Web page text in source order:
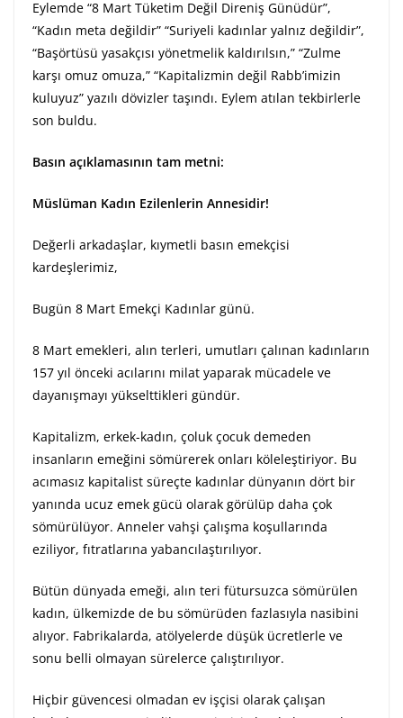
Eylemde “8 Mart Tüketim Değil Direniş Günüdür”,
“Kadın meta değildir” “Suriyeli kadınlar yalnız değildir”,
“Başörtüsü yasakçısı yönetmelik kaldırılsın,” “Zulme
karşı omuz omuza,” “Kapitalizmin değil Rabb’imizin
kuluyuz” yazılı dövizler taşındı. Eylem atılan tekbirlerle
son buldu.
Basın açıklamasının tam metni:
Müslüman Kadın Ezilenlerin Annesidir!
Değerli arkadaşlar, kıymetli basın emekçisi
kardeşlerimiz,
Bugün 8 Mart Emekçi Kadınlar günü.
8 Mart emekleri, alın terleri, umutları çalınan kadınların
157 yıl önceki acılarını milat yaparak mücadele ve
dayanışmayı yükselttikleri gündür.
Kapitalizm, erkek-kadın, çoluk çocuk demeden
insanların emeğini sömürerek onları köleleştiriyor. Bu
acımasız kapitalist süreçte kadınlar dünyanın dört bir
yanında ucuz emek gücü olarak görülüp daha çok
sömürülüyor. Anneler vahşi çalışma koşullarında
eziliyor, fıtratlarına yabancılaştırılıyor.
Bütün dünyada emeği, alın teri fütursuzca sömürülen
kadın, ülkemizde de bu sömürüden fazlasıyla nasibini
alıyor. Fabrikalarda, atölyelerde düşük ücretlerle ve
sonu belli olmayan sürelerce çalıştırılıyor.
Hiçbir güvencesi olmadan ev işçisi olarak çalışan